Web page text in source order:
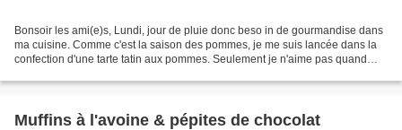
Bonsoir les ami(e)s, Lundi, jour de pluie donc beso in de gourmandise dans
ma cuisine. Comme c'est la saison des pommes, je me suis lancée dans la
confection d'une tarte tatin aux pommes. Seulement je n'aime pas quand
Muffins à l'avoine & pépites de chocolat